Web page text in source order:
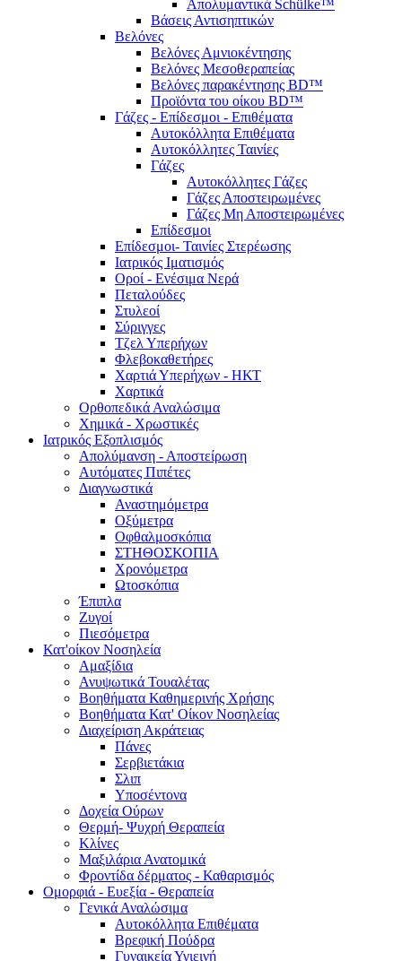
Απολυμαντικά Schülke™
Βάσεις Αντισηπτικών
Βελόνες
Βελόνες Αμνιοκέντησης
Βελόνες Μεσοθεραπείας
Βελόνες παρακέντησης BD™
Προϊόντα του οίκου BD™
Γάζες - Επίδεσμοι - Επιθέματα
Αυτοκόλλητα Επιθέματα
Αυτοκόλλητες Ταινίες
Γάζες
Αυτοκόλλητες Γάζες
Γάζες Αποστειρωμένες
Γάζες Μη Αποστειρωμένες
Επίδεσμοι
Επίδεσμοι- Ταινίες Στερέωσης
Ιατρικός Ιματισμός
Οροί - Ενέσιμα Νερά
Πεταλούδες
Στυλεοί
Σύριγγες
Τζελ Υπερήχων
Φλεβοκαθετήρες
Χαρτιά Υπερήχων - ΗΚΤ
Χαρτικά
Ορθοπεδικά Αναλώσιμα
Χημικά - Χρωστικές
Ιατρικός Εξοπλισμός
Απολύμανση - Αποστείρωση
Αυτόματες Πιπέτες
Διαγνωστικά
Αναστημόμετρα
Οξύμετρα
Οφθαλμοσκόπια
ΣΤΗΘΟΣΚΟΠΙΑ
Χρονόμετρα
Ωτοσκόπια
Έπιπλα
Ζυγοί
Πιεσόμετρα
Κατ'οίκον Νοσηλεία
Αμαξίδια
Ανυψωτικά Τουαλέτας
Βοηθήματα Καθημερινής Χρήσης
Βοηθήματα Κατ' Οίκον Νοσηλείας
Διαχείριση Ακράτειας
Πάνες
Σερβιετάκια
Σλιπ
Υποσέντονα
Δοχεία Ούρων
Θερμή- Ψυχρή Θεραπεία
Κλίνες
Μαξιλάρια Ανατομικά
Φροντίδα δέρματος - Καθαρισμός
Ομορφιά - Ευεξία - Θεραπεία
Γενικά Αναλώσιμα
Αυτοκόλλητα Επιθέματα
Βρεφική Πούδρα
Γυναικεία Υγιεινή